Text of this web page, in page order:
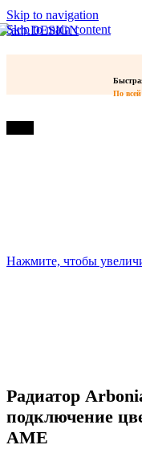
Skip to navigation
Skip to main content
По
Высокие
Нажмите, чтобы
Радиатор
подключение
AME